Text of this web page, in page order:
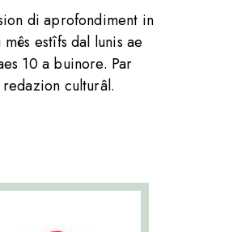
di aprofondiment in
estîfs dal lunis ae
10 a buinore. Par
culturâl.